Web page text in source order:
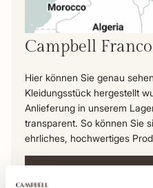
Campbell
Hier können Sie genau
Kleidungsstück hergestellt
Anlieferung in unserem
transparent. So können Sie
ehrliches, hochwertiges